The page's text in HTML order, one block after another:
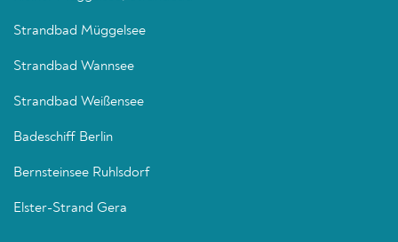
Strandbad Müggelsee
Strandbad Wannsee
Strandbad Weißensee
Badeschiff Berlin
Bernsteinsee Ruhlsdorf
Elster-Strand Gera